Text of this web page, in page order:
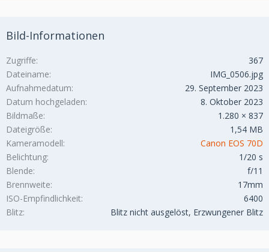
Bild-Informationen
Zugriffe
367
Dateiname
IMG_0506.jpg
Aufnahmedatum
29. September 2023
Datum hochgeladen
8. Oktober 2023
Bildmaße
1.280 × 837
Dateigröße
1,54 MB
Kameramodell
Canon EOS 70D
Belichtung
1/20 s
Blende
f/11
Brennweite
17mm
ISO-Empfindlichkeit
6400
Blitz
Blitz nicht ausgelöst, Erzwungener Blitz